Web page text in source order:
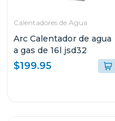
Calentadores de Agua
Arc Calentador de agua
a gas de 16l jsd32
$199.95